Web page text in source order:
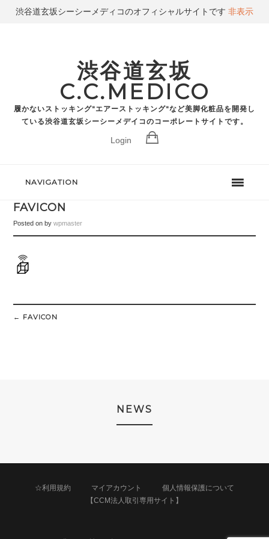
渋谷道玄坂
C.C.MEDICO
履かないストッキング"エアーストッキング"など美脚化粧品を開発し
ている渋谷道玄坂シーシーメデイコのコーポレートサイトです。
Login
NAVIGATION
FAVICON
Posted onbywpmaster
Post
navigation
← FAVICON
NEWS
☆利用規約 マイアカウント
個人情報保護について
【CCM法人取引専用サイト】
渋谷道玄坂シーシーメディコのオフィシャルサイトです 非表示